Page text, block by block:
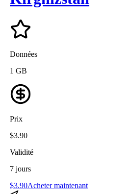
Données
1 GB
Prix
$3.90
Validité
7 jours
$3.90Acheter maintenant